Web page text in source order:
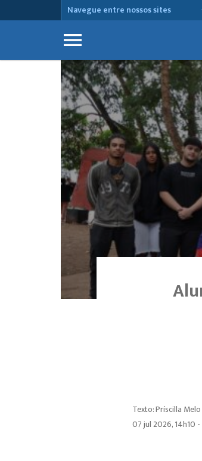
Navegue entre nossos sites
Texto: Príscilla
07 jul 2026, 14h10